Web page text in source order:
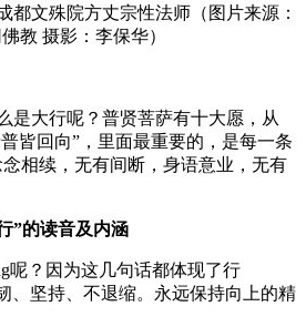
都文殊院方丈宗性法师（图片来源：
教 摄影：李保华）
是大行呢？普贤菩萨有十大愿，从
皆回向”，里面最重要的，是每一条
相续，无有间断，身语意业，无有
”的读音及内涵
呢？因为这几句话都体现了行
、坚持、不退缩。永远保持向上的精